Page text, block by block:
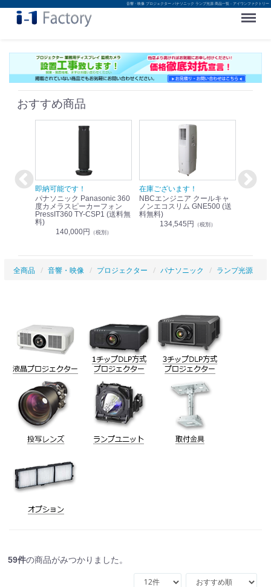
音響・映像 プロジェクター パナソニック ランプ光源 商品一覧 - アイワンファクトリー
Menu
おすすめ商品
即納可能です！
パナソニック Panasonic 360
度カメラスピーカーフォン
PressIT360 TY-CSP1 (送料無
料)
140,000円 （税別）
在庫ございます！
NBCエンジニア クールキャ
ノンエコスリム GNE500 (送
料無料)
134,545円 （税別）
即納可
全商品 音響・映像 プロジェクター パナソニック ランプ光源
59件の商品がみつかりました。